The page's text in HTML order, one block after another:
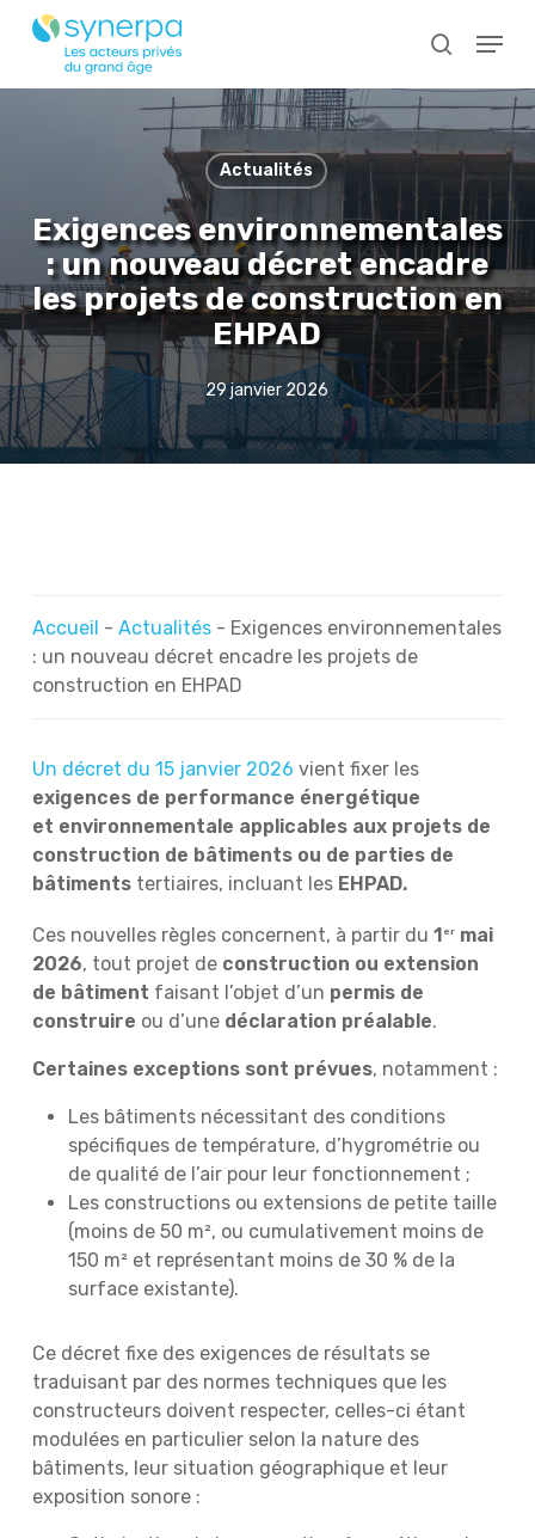
search
Menu
Actualités
Exigences environnementales
: un nouveau décret encadre
les projets de construction en
EHPAD
29 janvier 2026
Accueil - Actualités- Exigences environnementales
: un nouveau décret encadre les projets de
construction en EHPAD
Un décret du 15 janvier 2026 vient fixer les
exigences de performance énergétique
et environnementale applicables aux projets de
construction de bâtiments ou de parties de
bâtiments tertiaires, incluant les EHPAD.
Ces nouvelles règles concernent, à partir du 1 ermai
2026, tout projet de construction ou extension
de bâtiment faisant l’objet d’un permis de
construire ou d’une déclaration préalable.
Certaines exceptions sont prévues, notamment :
Les bâtiments nécessitant des conditions
spécifiques de température, d’hygrométrie ou
de qualité de l’air pour leur fonctionnement ;
Les constructions ou extensions de petite taille
(moins de 50 m², ou cumulativement moins de
150 m² et représentant moins de 30 % de la
surface existante).
Ce décret fixe des exigences de résultats se
traduisant par des normes techniques que les
constructeurs doivent respecter, celles-ci étant
modulées en particulier selon la nature des
bâtiments, leur situation géographique et leur
exposition sonore :
Menu